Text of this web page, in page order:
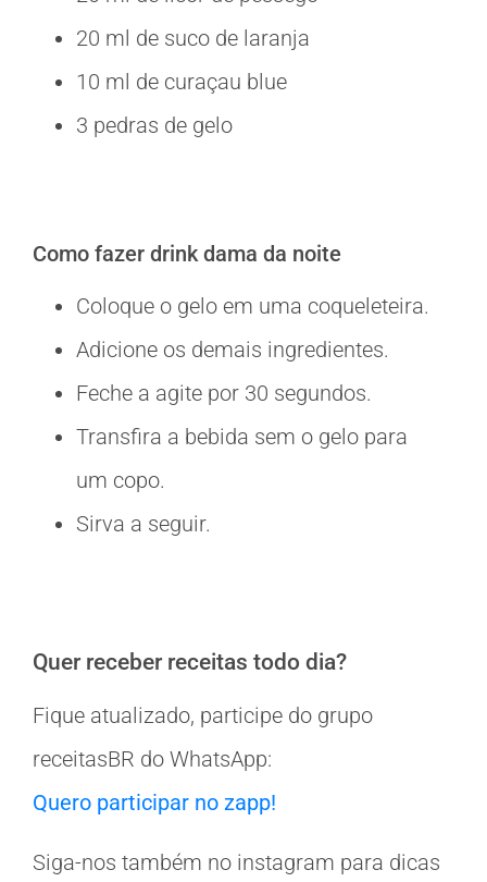
20 ml de suco de laranja
10 ml de curaçau blue
3 pedras de gelo
Como fazer drink dama da noite
Coloque o gelo em uma coqueleteira.
Adicione os demais ingredientes.
Feche a agite por 30 segundos.
Transfira a bebida sem o gelo para
um copo.
Sirva a seguir.
Quer receber receitas todo dia?
Fique atualizado, participe do grupo
receitasBR do WhatsApp:
Quero participar no zapp!
Siga-nos também no instagram para dicas